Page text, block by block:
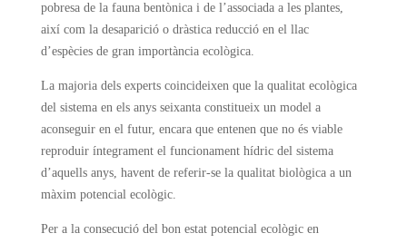
pobresa de la fauna bentònica i de l’associada a les plantes,
així com la desaparició o dràstica reducció en el llac
d’espècies de gran importància ecològica.
La majoria dels experts coincideixen que la qualitat ecològica
del sistema en els anys seixanta constitueix un model a
aconseguir en el futur, encara que entenen que no és viable
reproduir íntegrament el funcionament hídric del sistema
d’aquells anys, havent de referir-se la qualitat biològica a un
màxim potencial ecològic.
Per a la consecució del bon estat potencial ecològic en